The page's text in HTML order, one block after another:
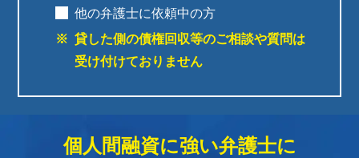
他の弁護士に依頼中の方
貸した側の債権回収等のご相談や質問は
受け付けておりません
個人間融資に強い弁護士に